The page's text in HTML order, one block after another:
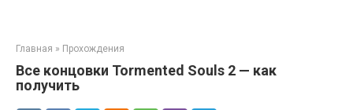
Главная » Прохождения
Все концовки Tormented Souls 2 — как
получить